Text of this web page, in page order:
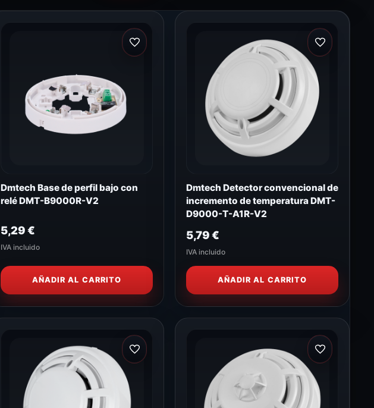
Dmtech Base de perfil bajo con
relé DMT-B9000R-V2
5,29€
IVA incluido
AÑADIR AL CARRITO
Dmtech Detector convencional de
incremento de temperatura DMT-
D9000-T-A1R-V2
5,79€
IVA incluido
AÑADIR AL CARRITO